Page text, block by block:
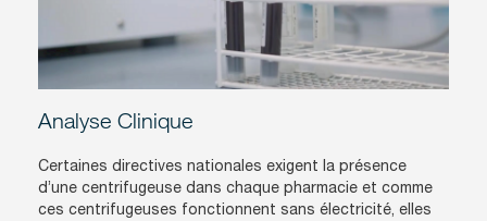
Analyse Clinique
Certaines directives nationales exigent la présence
d’une centrifugeuse dans chaque pharmacie et comme
ces centrifugeuses fonctionnent sans électricité, elles